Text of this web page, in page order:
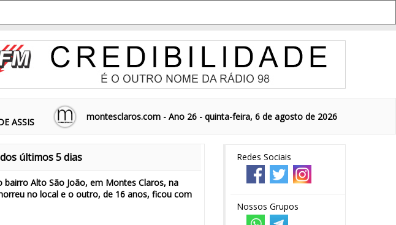
ASSIS
montesclaros.com - Ano 26 - quinta-feira, 6 de agosto de 2026
Redes Sociais
Nossos Grupos
últimos 5 dias
Alto São João, em Montes Claros, na
no local e o outro, de 16 anos, ficou com